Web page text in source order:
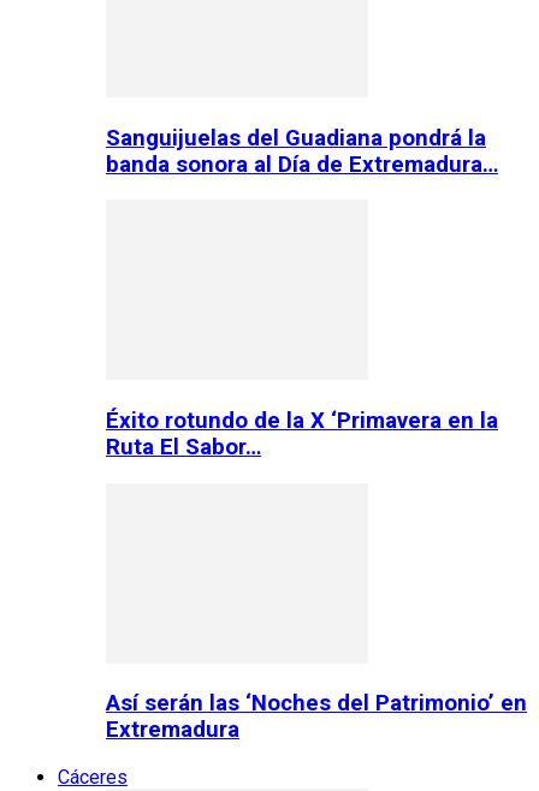
Sanguijuelas del Guadiana pondrá la
banda sonora al Día de Extremadura…
Éxito rotundo de la X ‘Primavera en la
Ruta El Sabor…
Así serán las ‘Noches del Patrimonio’ en
Extremadura
Cáceres